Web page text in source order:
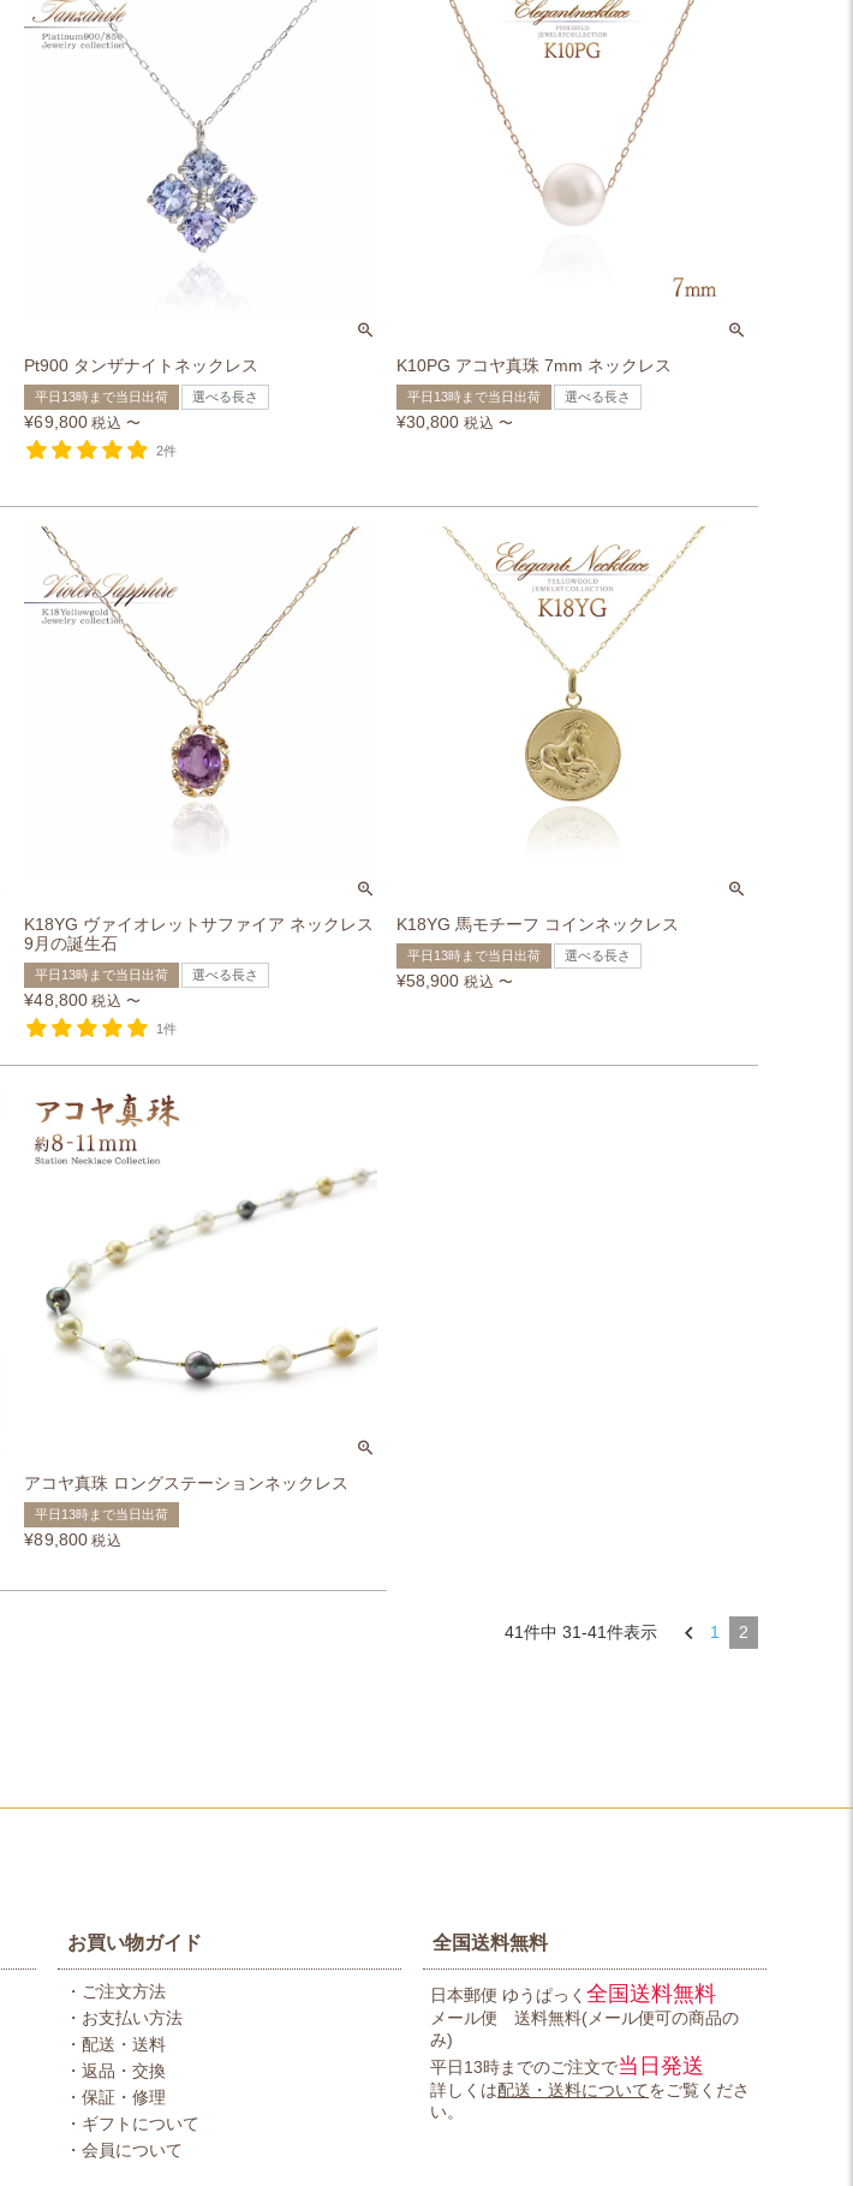
Pt900 タンザナイトネックレス
平日13時まで当日出荷 選べる長さ
¥69,800 税込 〜
2件
K10PG アコヤ真珠 7mm ネックレス
平日13時まで当日出荷 選べる長さ
¥30,800 税込 〜
K18YG ヴァイオレットサファイア ネックレス
9月の誕生石
平日13時まで当日出荷 選べる長さ
¥48,800 税込 〜
1件
K18YG 馬モチーフ コインネックレス
平日13時まで当日出荷 選べる長さ
¥58,900 税込 〜
アコヤ真珠 ロングステーションネックレス
平日13時まで当日出荷
¥89,800 税込
41件中 31-41件表示 1 2
お買い物ガイド
・ご注文方法
・お支払い方法
・配送・送料
・返品・交換
・保証・修理
・ギフトについて
・会員について
全国送料無料
日本郵便 ゆうぱっく 全国送料無料
メール便 送料無料(メール便可の商品の
み)
平日13時までのご注文で当日発送
詳しくは配送・送料についてをご覧くださ
い。